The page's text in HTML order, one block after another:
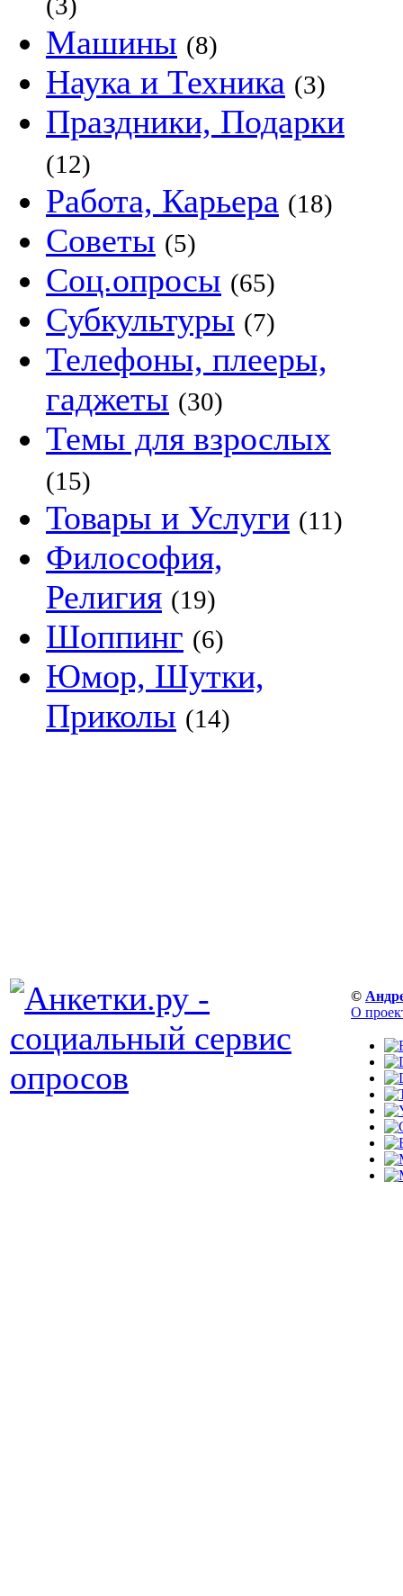
Машины (8)
Наука и Техника (3)
Праздники, Подарки
(12)
Работа, Карьера (18)
Советы (5)
Соц.опросы (65)
Субкультуры (7)
Телефоны, плееры,
гаджеты (30)
Темы для взрослых
(15)
Товары и Услуги (11)
Философия,
Религия (19)
Шоппинг (6)
Юмор, Шутки,
Приколы (14)
©
О